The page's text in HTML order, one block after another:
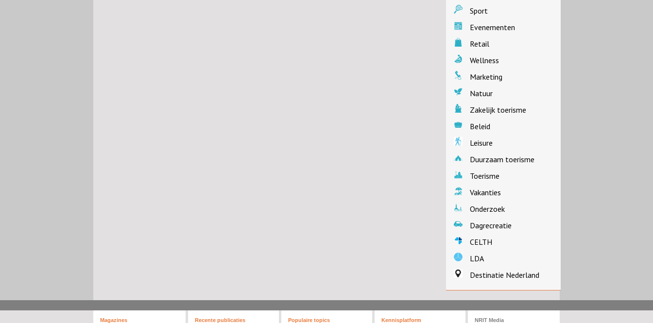
Sport
Evenementen
Retail
Wellness
Marketing
Natuur
Zakelijk toerisme
Beleid
Leisure
Duurzaam toerisme
Toerisme
Vakanties
Onderzoek
Dagrecreatie
CELTH
LDA
Destinatie Nederland
Magazines Recente publicaties Populaire topics Kennisplatform NRIT Media